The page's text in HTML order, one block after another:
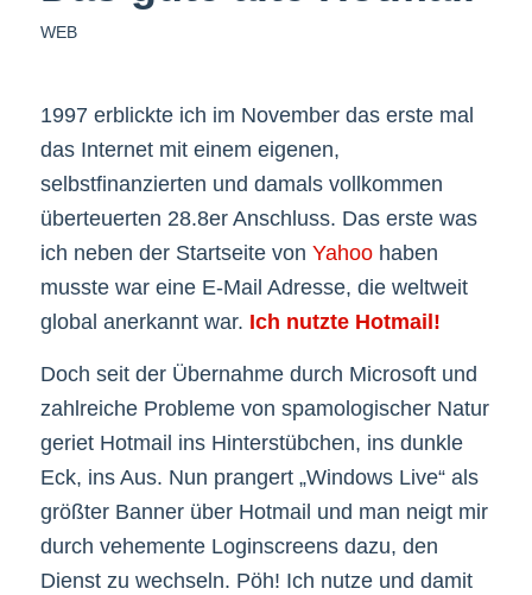
WEB
1997 erblickte ich im November das erste mal
das Internet mit einem eigenen,
selbstfinanzierten und damals vollkommen
überteuerten 28.8er Anschluss. Das erste was
ich neben der Startseite von Yahoohaben
musste war eine E-Mail Adresse, die weltweit
global anerkannt war. Ich nutzte Hotmail!
Doch seit der Übernahme durch Microsoft und
zahlreiche Probleme von spamologischer Natur
geriet Hotmail ins Hinterstübchen, ins dunkle
Eck, ins Aus. Nun prangert „Windows Live“ als
größter Banner über Hotmail und man neigt mir
durch vehemente Loginscreens dazu, den
Dienst zu wechseln. Pöh! Ich nutze und damit